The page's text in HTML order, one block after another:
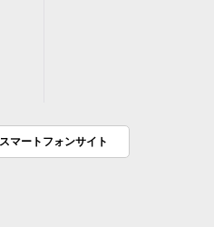
スマートフォンサイト